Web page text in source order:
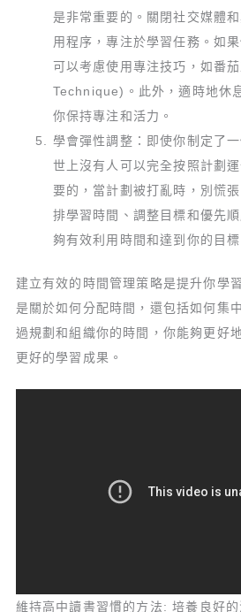
是非常重要的。關閉社交媒體
用程序，專注於學習任務。如
可以考慮使用專注技巧，如番
Technique)。此外，適時地休
你保持專注和活力。
學會彈性調整：即使你制定了
世上沒有人可以完全按照計劃
要的，當計劃被打亂時，別慌
排學習時間、調整目標和優先
夠有效利用時間和達到你的目標
建立有效的時間管理策略是提升你學
是關於如何分配時間，還包括如何集
過規劃和組織你的時間，你能夠更好
更好的學習成果。
維持高中讀書習慣的方法: 培養良好